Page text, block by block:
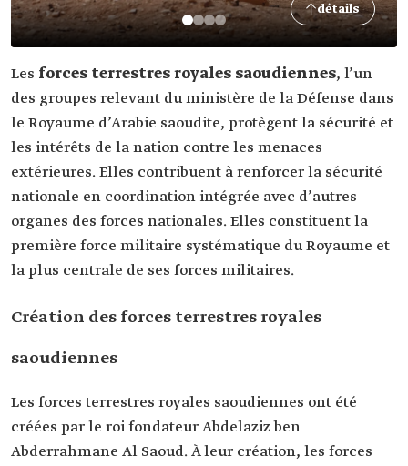
détails
Les forces terrestres royales saoudiennes, l’un
des groupes relevant du ministère de la Défense dans
le Royaume d’Arabie saoudite, protègent la sécurité et
les intérêts de la nation contre les menaces
extérieures. Elles contribuent à renforcer la sécurité
nationale en coordination intégrée avec d’autres
organes des forces nationales. Elles constituent la
première force militaire systématique du Royaume et
la plus centrale de ses forces militaires.
Création des forces terrestres royales
saoudiennes
Les forces terrestres royales saoudiennes ont été
créées par le roi fondateur Abdelaziz ben
Abderrahmane Al Saoud. À leur création, les forces